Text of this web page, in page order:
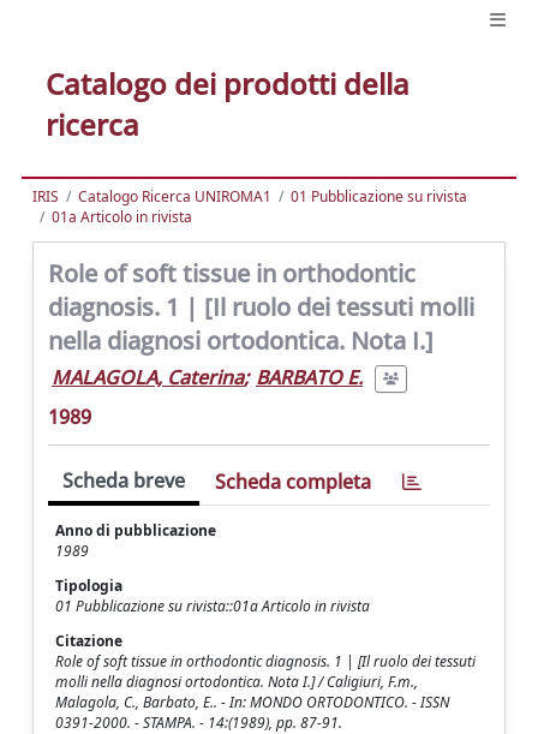
Catalogo dei prodotti della
ricerca
IRIS Catalogo Ricerca UNIROMA1
01 Pubblicazione su rivista
01a Articolo in rivista
Role of soft tissue in orthodontic
diagnosis. 1 | [Il ruolo dei tessuti molli
nella diagnosi ortodontica. Nota I.]
MALAGOLA, Caterina; BARBATO E.
1989
Scheda breve Scheda completa
Anno di pubblicazione
1989
Tipologia
01 Pubblicazione su rivista::01a Articolo in rivista
Citazione
Role of soft tissue in orthodontic diagnosis. 1 | [Il ruolo dei tessuti
molli nella diagnosi ortodontica. Nota I.] / Caligiuri, F.m.,
Malagola, C., Barbato, E.. - In: MONDO ORTODONTICO. - ISSN
0391-2000. - STAMPA. - 14:(1989), pp. 87-91.